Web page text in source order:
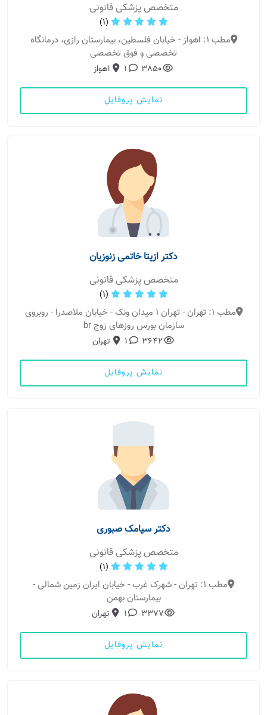
متخصص پزشکی قانونی
(1)
مطب 1: اهواز - خیابان فلسطین، بیمارستان رازی، درمانگاه
تخصصی و فوق تخصصی
3850
1 اهواز
نمایش پروفایل
دکتر ازیتا خاتمی زنوزیان
متخصص پزشکی قانونی
(1)
مطب 1: تهران - تهران ۱ میدان ونک - خیابان ملاصدرا - روبروی
سازمان بورس روزهای زوج br
3642
1 تهران
نمایش پروفایل
دکتر سیامک صبوری
متخصص پزشکی قانونی
(1)
مطب 1: تهران - شهرک غرب - خیابان ایران زمین شمالی -
بیمارستان بهمن
3377
1 تهران
نمایش پروفایل